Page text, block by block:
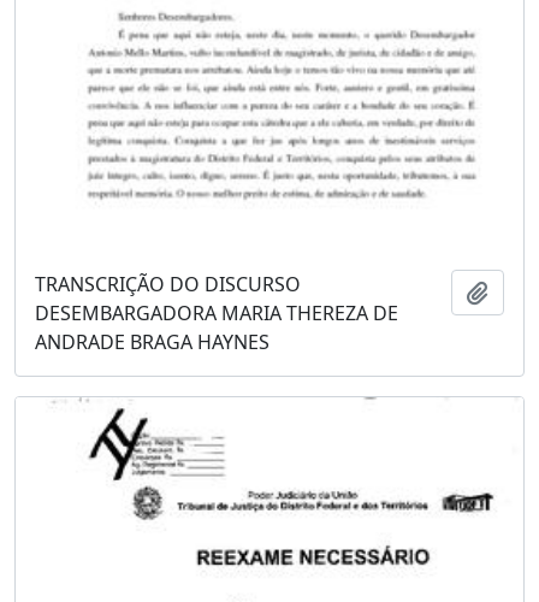
TRANSCRIÇÃO DO DISCURSO
DESEMBARGADORA MARIA THEREZA DE
ANDRADE BRAGA HAYNES